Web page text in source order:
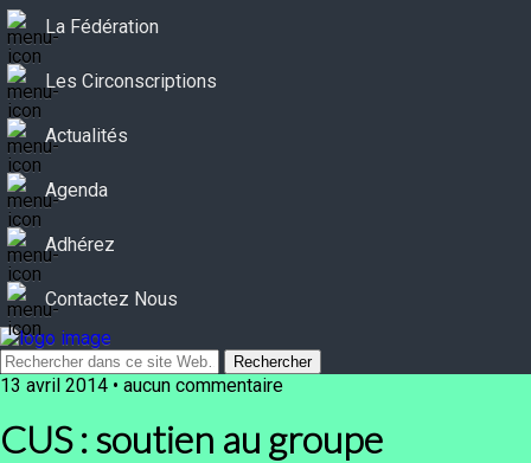
La Fédération
Les Circonscriptions
Actualités
Agenda
Adhérez
Contactez Nous
13 avril 2014 • aucun commentaire
CUS : soutien au groupe